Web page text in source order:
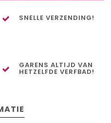
SNELLE VERZENDING!
GARENS ALTIJD VAN
HETZELFDE VERFBAD!